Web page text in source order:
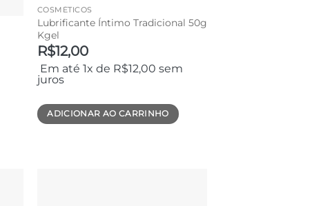
COSMÉTICOS
Lubrificante Íntimo Tradicional 50g
Kgel
R$12,00
Em até 1x de R$12,00 sem
juros
ADICIONAR AO CARRINHO